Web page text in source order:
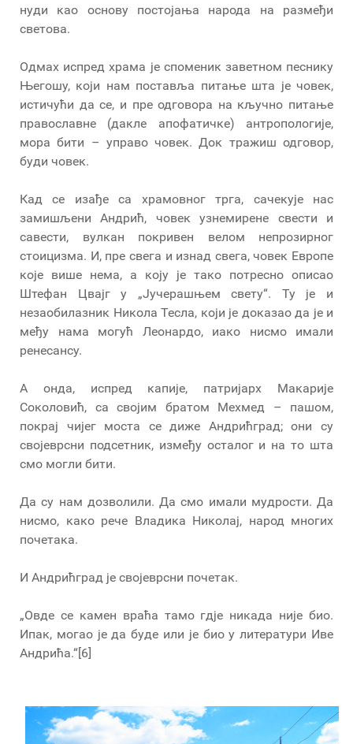
нуди као основу постојања народа на размеђи
светова.
Одмах испред храма је споменик заветном песнику
Његошу, који нам поставља питање шта је човек,
истичући да се, и пре одговора на кључно питање
православне (дакле апофатичке) антропологије,
мора бити – управо човек. Док тражиш одговор,
буди човек.
Кад се изађе са храмовног трга, сачекује нас
замишљени Андрић, човек узнемирене свести и
савести, вулкан покривен велом непрозирног
стоицизма. И, пре свега и изнад свега, човек Европе
које више нема, а коју је тако потресно описао
Штефан Цвајг у „Јучерашњем свету“. Ту је и
незаобилазник Никола Тесла, који је доказао да је и
међу нама могућ Леонардо, иако нисмо имали
ренесансу.
А онда, испред капије, патријарх Макарије
Соколовић, са својим братом Мехмед – пашом,
покрај чијег моста се диже Андрићград; они су
својеврсни подсетник, између осталог и на то шта
смо могли бити.
Да су нам дозволили. Да смо имали мудрости. Да
нисмо, како рече Владика Николај, народ многих
почетака.
И Андрићград је својеврсни почетак.
„Овде се камен враћа тамо гдје никада није био.
Ипак, могао је да буде или је био у литератури Иве
Андрића.“[6]